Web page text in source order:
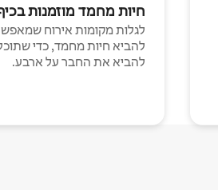
חיות מחמד מוזמנות
לגלות מקומות אירוח
להביא חיות מחמד, כדי
להביא את החבר על ארבע.